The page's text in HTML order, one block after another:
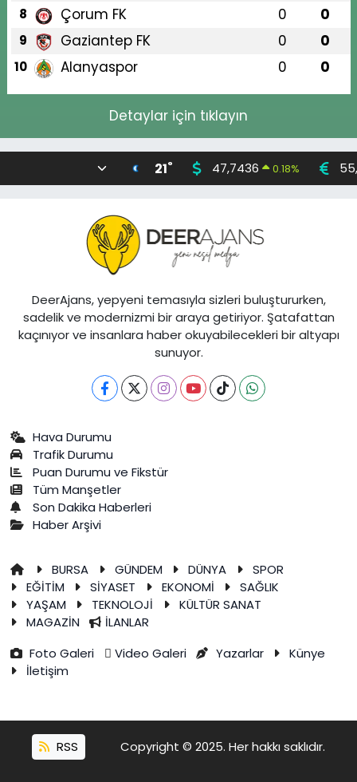
8 Çorum FK 0 0
9 Gaziantep FK 0 0
10 Alanyaspor 0 0
Detaylar için tıklayın
21° 47,7436 0.18%
DeerAjans, yepyeni temasıyla sizleri buluştururken,
sadelik ve modernizmi bir araya getiriyor. Şatafattan
kaçınıyor ve insanlara haber okuyabilecekleri bir altyapı
sunuyor.
Hava Durumu
Trafik Durumu
Puan Durumu ve Fikstür
Tüm Manşetler
Son Dakika Haberleri
Haber Arşivi
BURSA GÜNDEM DÜNYA
SPOR
EĞİTİM
SİYASET EKONOMİ
SAĞLIK
YAŞAM
TEKNOLOJİ
KÜLTÜR SANAT
MAGAZİN
İLANLAR
Foto Galeri
Video Galeri Yazarlar
Künye
İletişim
RSS Copyright © 2025. Her hakkı saklıdır.